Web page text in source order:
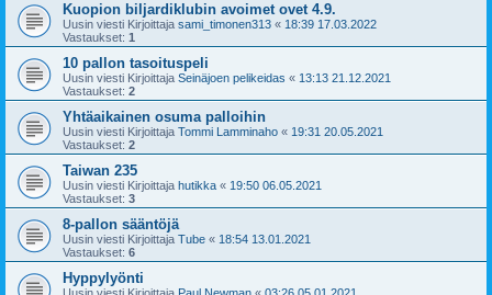
Kuopion biljardiklubin avoimet ovet 4.9.
Uusin viesti Kirjoittaja sami_timonen313 « 18:39 17.03.2022
Vastaukset: 1
10 pallon tasoituspeli
Uusin viesti Kirjoittaja Seinäjoen pelikeidas « 13:13 21.12.2021
Vastaukset: 2
Yhtäaikainen osuma palloihin
Uusin viesti Kirjoittaja Tommi Lamminaho « 19:31 20.05.2021
Vastaukset: 2
Taiwan 235
Uusin viesti Kirjoittaja hutikka « 19:50 06.05.2021
Vastaukset: 3
8-pallon sääntöjä
Uusin viesti Kirjoittaja Tube « 18:54 13.01.2021
Vastaukset: 6
Hyppylyönti